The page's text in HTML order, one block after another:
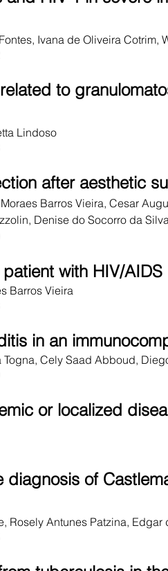
Ivana de Oliveira Cotrim,
to
Lindoso
after aesthetic
Barros Vieira, Cesar
Denise do Socorro da
with HIV/AIDS
Barros Vieira
in an
Cely Saad Abboud,
or localized
diagnosis of
Rosely Antunes Patzina, Edgar